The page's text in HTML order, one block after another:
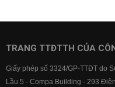
Lãi suất ngân hàng
Lãi suất ngân hàng
TRANG TTĐTTH CỦA
Giấy phép số 3324/GP-TTĐT do
Lầu 5 - Compa Building - 293